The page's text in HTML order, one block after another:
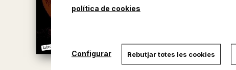
política de cookies
Configurar Rebutjar totes les cookies